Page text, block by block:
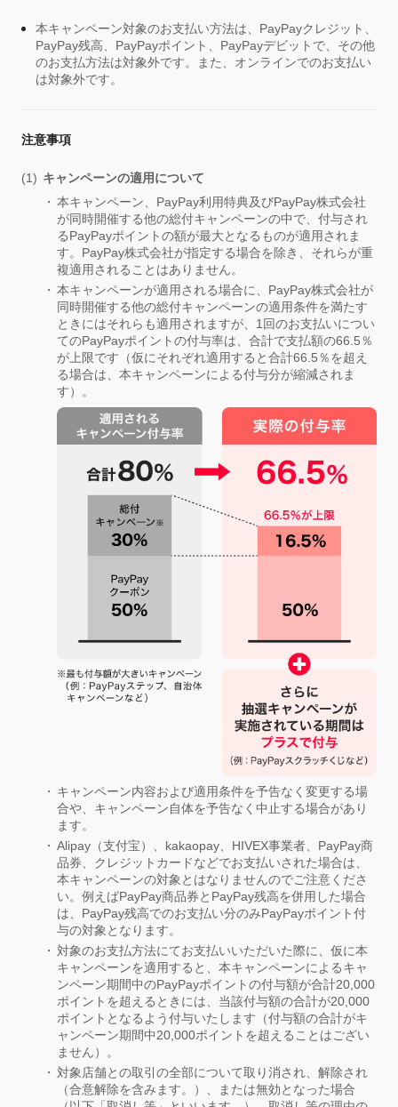
本キャンペーン対象のお支払い方法は、PayPayクレジット、
PayPay残高、PayPayポイント、PayPayデビットで、その他
のお支払方法は対象外です。また、オンラインでのお支払い
は対象外です。
注意事項
キャンペーンの適用について
本キャンペーン、PayPay利用特典及びPayPay株式会社
が同時開催する他の総付キャンペーンの中で、付与され
るPayPayポイントの額が最大となるものが適用されま
す。PayPay株式会社が指定する場合を除き、それらが重
複適用されることはありません。
本キャンペーンが適用される場合に、PayPay株式会社が
同時開催する他の総付キャンペーンの適用条件を満たす
ときにはそれらも適用されますが、1回のお支払いについ
てのPayPayポイントの付与率は、合計で支払額の66.5％
が上限です（仮にそれぞれ適用すると合計66.5％を超え
る場合は、本キャンペーンによる付与分が縮減されま
す）。
キャンペーン内容および適用条件を予告なく変更する場
合や、キャンペーン自体を予告なく中止する場合があり
ます。
Alipay（支付宝）、kakaopay、HIVEX事業者、PayPay商
品券、クレジットカードなどでお支払いされた場合は、
本キャンペーンの対象とはなりませんのでご注意くださ
い。例えばPayPay商品券とPayPay残高を併用した場合
は、PayPay残高でのお支払い分のみPayPayポイント付
与の対象となります。
対象のお支払方法にてお支払いいただいた際に、仮に本
キャンペーンを適用すると、本キャンペーンによるキャ
ンペーン期間中のPayPayポイントの付与額が合計20,000
ポイントを超えるときには、当該付与額の合計が20,000
ポイントとなるよう付与いたします（付与額の合計がキ
ャンペーン期間中20,000ポイントを超えることはござい
ません）。
対象店舗との取引の全部について取り消され、解除され
（合意解除を含みます。）、または無効となった場合